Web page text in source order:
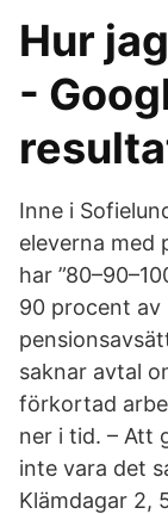
Hur
-
Inne i
eleverna med
har
90 procent av
saknar avtal
förkortad
ner i tid. – Att
inte vara det
Klämdagar 2,